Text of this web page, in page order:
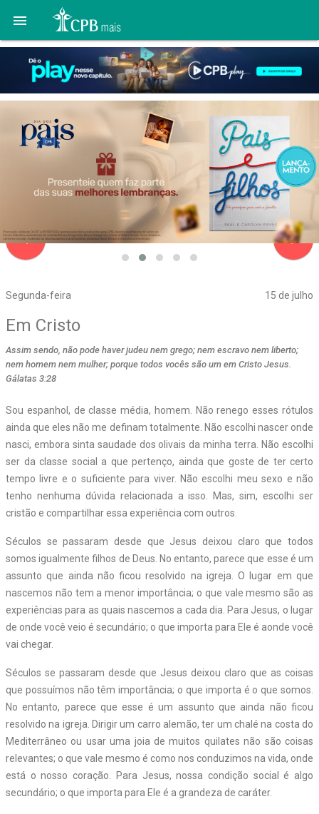

Segunda-feira 15 de julho
navigate_before
Em Cristo
Assim sendo, não pode haver judeu nem grego; nem escravo nem liberto;
nem homem nem mulher; porque todos vocês são um em Cristo Jesus.
Gálatas 3:28
Sou espanhol, de classe média, homem. Não renego esses rótulos
ainda que eles não me definam totalmente. Não escolhi nascer onde
nasci, embora sinta saudade dos olivais da minha terra. Não escolhi
ser da classe social a que pertenço, ainda que goste de ter certo
tempo livre e o suficiente para viver. Não escolhi meu sexo e não
tenho nenhuma dúvida relacionada a isso. Mas, sim, escolhi ser
cristão e compartilhar essa experiência com outros.
Séculos se passaram desde que Jesus deixou claro que todos
somos igualmente filhos de Deus. No entanto, parece que esse é um
assunto que ainda não ficou resolvido na igreja. O lugar em que
nascemos não tem a menor importância; o que vale mesmo são as
experiências para as quais nascemos a cada dia. Para Jesus, o lugar
de onde você veio é secundário; o que importa para Ele é aonde você
vai chegar.
Séculos se passaram desde que Jesus deixou claro que as coisas
que possuímos não têm importância; o que importa é o que somos.
No entanto, parece que esse é um assunto que ainda não ficou
resolvido na igreja. Dirigir um carro alemão, ter um chalé na costa do
Mediterrâneo ou usar uma joia de muitos quilates não são coisas
relevantes; o que vale mesmo é como nos conduzimos na vida, onde
está o nosso coração. Para Jesus, nossa condição social é algo
secundário; o que importa para Ele é a grandeza de caráter.
navigate_next